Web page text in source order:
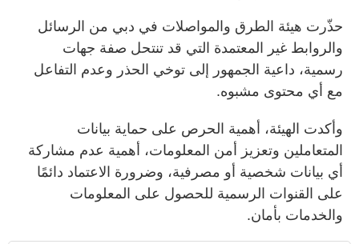
حذّرت هيئة الطرق والمواصلات في دبي من الرسائل
والروابط غير المعتمدة التي قد تنتحل صفة جهات
رسمية، داعية الجمهور إلى توخي الحذر وعدم التفاعل
مع أي محتوى مشبوه.
وأكدت الهيئة، أهمية الحرص على حماية بيانات
المتعاملين وتعزيز أمن المعلومات، أهمية عدم مشاركة
أي بيانات شخصية أو مصرفية، وضرورة الاعتماد دائمًا
على القنوات الرسمية للحصول على المعلومات
والخدمات بأمان.